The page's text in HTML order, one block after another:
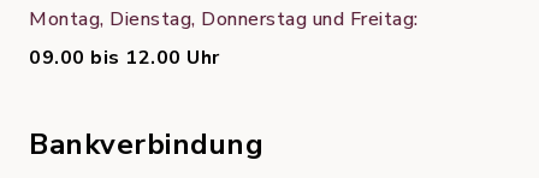
Montag, Dienstag, Donnerstag und Freitag:
09.00 bis 12.00 Uhr
Bankverbindung